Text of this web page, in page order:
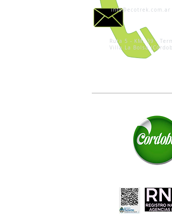
info@ecotrek.com.ar
Ruta 5 - KM. 39 -
Villa La Bolsa